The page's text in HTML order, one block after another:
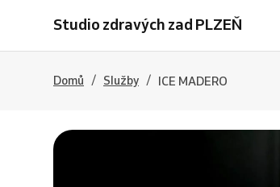
Studio zdravých zad PLZEŇ
Domů / Služby / ICE MADERO